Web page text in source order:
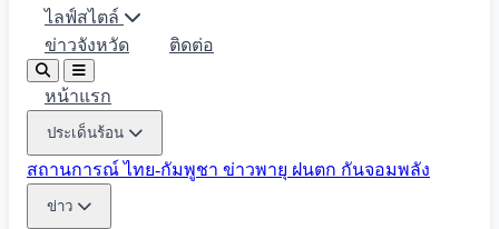
ไลฟ์สไตล์
ข่าวจังหวัด
ติดต่อ
หน้าแรก
ประเด็นร้อน
สถานการณ์ ไทย-กัมพูชา ข่าวพายุ ฝนตก กันจอมพลัง
ข่าว